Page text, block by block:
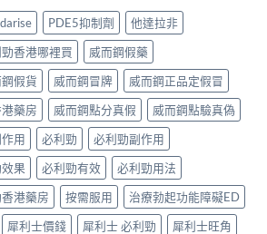
PDE5抑制劑
他達拉非
香港哪裡買
威而鋼假藥
假貨 威而鋼冒牌
威而鋼正品定假冒
藥房 威而鋼點分真假
威而鋼點驗真偽
用 必利勁
必利勁副作用
果 必利勁有效
必利勁用法
港藥房 按需服用
治療勃起功能障礙ED
犀利士價錢 犀利士 必利勁
犀利士旺角